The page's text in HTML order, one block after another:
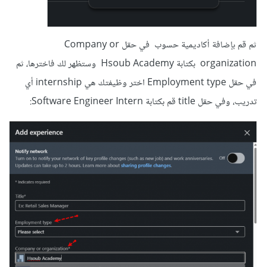
ثم قم بإضافة أكاديمية حسوب في حقل Company or
organization بكتابة Hsoub Academy وستظهر لك فاخترها، ثم
في حقل Employment type اختر وظيفتك هي internship أي
تدريب، وفي حقل title قم بكتابة Software Engineer Intern: